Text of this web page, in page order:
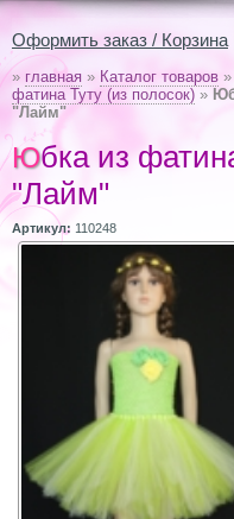
Оформить заказ / Корзина
» главная » Каталог товаров »
фатина Туту (из полосок) »
"Лайм"
Юбка из фатина Туту, 39 см.
"Лайм"
Артикул: 110248